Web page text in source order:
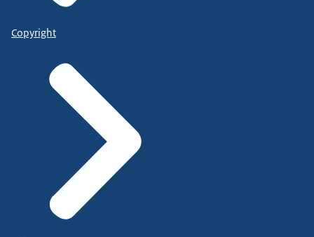
Copyright